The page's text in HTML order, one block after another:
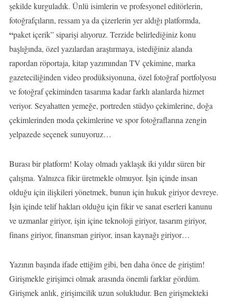
şekilde kurguladık. Ünlü isimlerin ve profesyonel editörlerin,
fotoğrafçıların, ressam ya da çizerlerin yer aldığı platformda,
“paketiçerik”siparişi alıyoruz. Terzide belirlediğiniz konu
başlığında, özel yazılardan araştırmaya, istediğiniz alanda
rapordan röportaja, kitap yazımından TV çekimine, marka
gazeteciliğinden video prodüksiyonuna, özel fotoğraf portfolyosu
ve fotoğraf çekiminden tasarıma kadar farklı alanlarda hizmet
veriyor. Seyahatten yemeğe, portreden stüdyo çekimlerine, doğa
çekimlerinden moda çekimlerine ve spor fotoğraflarına zengin
yelpazede seçenek sunuyoruz…
Burası bir platform! Kolay olmadı yaklaşık iki yıldır süren bir
çalışma. Yalnızca fikir üretmekle olmuyor. İşin içinde insan
olduğu için ilişkileri yönetmek, bunun için hukuk giriyor devreye.
İşin içinde telif hakları olduğu için fikir ve sanat eserleri kanunu
ve uzmanlar giriyor, işin içine teknoloji giriyor, tasarım giriyor,
finans giriyor, finansman giriyor, insan kaynağı giriyor…
Yazının başında ifade ettiğim gibi, ben daha önce de giriştim!
Girişmekle girişimci olmak arasında önemli farklar gördüm.
Girişmek anlık, girişimcilik uzun solukludur. Ben girişmekteki